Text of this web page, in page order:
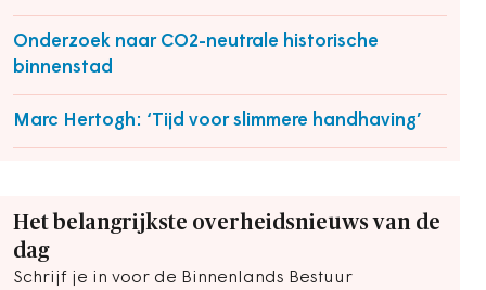
Onderzoek naar CO2-neutrale historische
binnenstad
Marc Hertogh: ‘Tijd voor slimmere handhaving’
Het belangrijkste overheidsnieuws van de
dag
Schrijf je in voor de Binnenlands Bestuur